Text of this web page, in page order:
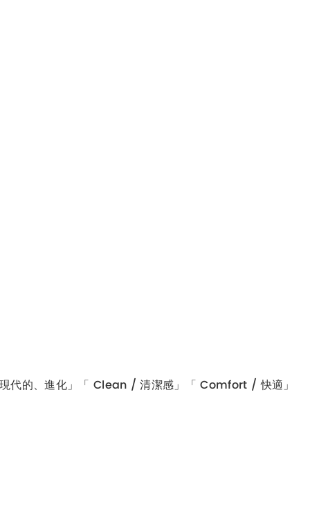
代的、進化」「 Clean / 清潔感」「 Comfort / 快適」